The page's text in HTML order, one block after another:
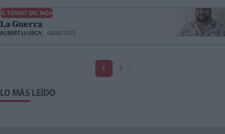
EL TERRAT DEL MÓN
La Guerra
ALBERT LLUECA 08/03/2022
1 2
LO MÁS LEÍDO